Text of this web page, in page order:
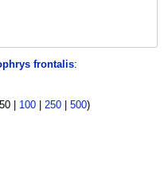
frontalis:
50| 100| 250| 500)